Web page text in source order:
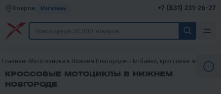
Ковров Магазины +7 (831) 231-26-27
Главная Мототехника в Нижнем Новгороде Питбайки, кроссовые
КРОССОВЫЕ МОТОЦИКЛЫ В НИЖНЕМ
НОВГОРОДЕ